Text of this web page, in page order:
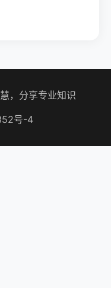
，分享专业知识
号-4